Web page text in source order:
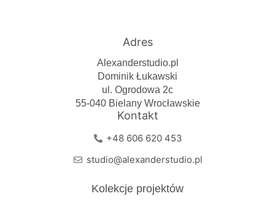
Adres
Alexanderstudio.pl
Dominik Łukawski
ul. Ogrodowa 2c
55-040 Bielany Wrocławskie
Kontakt
+48 606 620 453
studio@alexanderstudio.pl
Kolekcje projektów